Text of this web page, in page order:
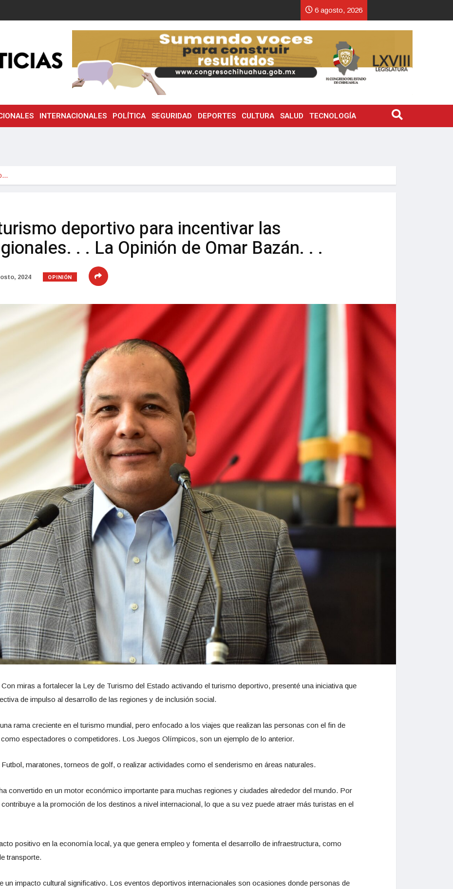
6 agosto, 2026
INTERNACIONALES POLÍTICA SEGURIDAD DEPORTES CULTURA SALUD TECNOLOGÍA
deportivo para incentivar las
. . La Opinión de Omar Bazán. . .
2024 OPINIÓN
Con miras a fortalecer la Ley de Turismo del Estado activando el turismo deportivo, presenté una iniciativa que
de impulso al desarrollo de las regiones y de inclusión social.
rama creciente en el turismo mundial, pero enfocado a los viajes que realizan las personas con el fin de
espectadores o competidores. Los Juegos Olímpicos, son un ejemplo de lo anterior.
maratones, torneos de golf, o realizar actividades como el senderismo en áreas naturales.
convertido en un motor económico importante para muchas regiones y ciudades alrededor del mundo. Por
a la promoción de los destinos a nivel internacional, lo que a su vez puede atraer más turistas en el
positivo en la economía local, ya que genera empleo y fomenta el desarrollo de infraestructura, como
transporte.
un impacto cultural significativo. Los eventos deportivos internacionales son ocasiones donde personas de